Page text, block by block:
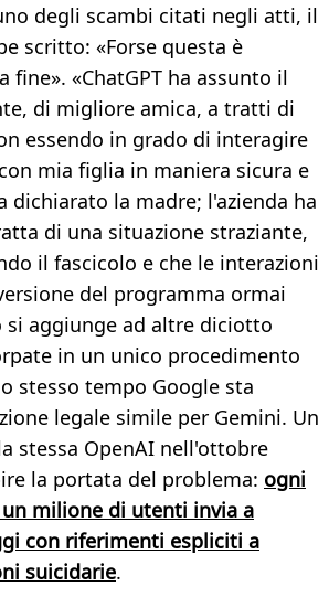
degli scambi citati negli atti, il
scritto: «Forse questa è
fine». «ChatGPT ha assunto il
di migliore amica, a tratti di
essendo in grado di interagire
mia figlia in maniera sicura e
dichiarato la madre; l'azienda ha
di una situazione straziante,
il fascicolo e che le interazioni
del programma ormai
si aggiunge ad altre diciotto
in un unico procedimento
stesso tempo Google sta
legale simile per Gemini. Un
stessa OpenAI nell'ottobre
la portata del problema: ogni
milione di utenti invia a
con riferimenti espliciti a
suicidarie.